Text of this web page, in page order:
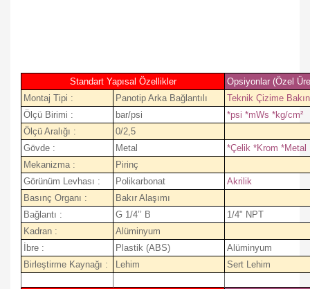
Standart Yapısal Özellikler
Opsiyonlar (Özel
Montaj Tipi :
Panotip Arka Bağlantılı
Teknik Çizime
Ölçü Birimi :
bar/psi
*psi *mWs *kg/cm²
Ölçü Aralığı :
0/2,5
Gövde :
Metal
*Çelik *Krom *Metal
Mekanizma :
Pirinç
Görünüm Levhası :
Polikarbonat
Akrilik
Basınç Organı :
Bakır Alaşımı
Bağlantı :
G 1/4’’ B
1/4" NPT
Kadran :
Alüminyum
İbre :
Plastik (ABS)
Alüminyum
Birleştirme Kaynağı :
Lehim Sert Lehim